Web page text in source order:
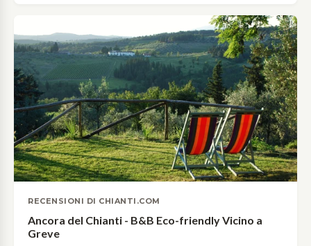
RECENSIONI DI CHIANTI.COM
Ancora del Chianti - B&B Eco-friendly Vicino a
Greve